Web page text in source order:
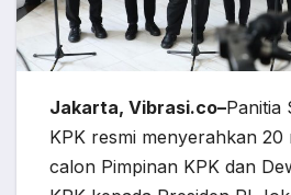
Jakarta, Vibrasi.co–Panitia
KPK resmi menyerahkan 20
calon Pimpinan KPK dan